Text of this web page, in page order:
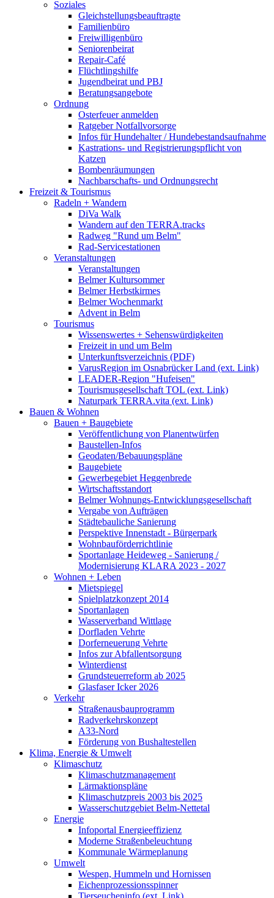
Soziales
Gleichstellungsbeauftragte
Familienbüro
Freiwilligenbüro
Seniorenbeirat
Repair-Café
Flüchtlingshilfe
Jugendbeirat und PBJ
Beratungsangebote
Ordnung
Osterfeuer anmelden
Ratgeber Notfallvorsorge
Infos für Hundehalter / Hundebestandsaufnahme
Kastrations- und Registrierungspflicht von
Katzen
Bombenräumungen
Nachbarschafts- und Ordnungsrecht
Freizeit & Tourismus
Radeln + Wandern
DiVa Walk
Wandern auf den TERRA.tracks
Radweg "Rund um Belm"
Rad-Servicestationen
Veranstaltungen
Veranstaltungen
Belmer Kultursommer
Belmer Herbstkirmes
Belmer Wochenmarkt
Advent in Belm
Tourismus
Wissenswertes + Sehenswürdigkeiten
Freizeit in und um Belm
Unterkunftsverzeichnis (PDF)
VarusRegion im Osnabrücker Land (ext. Link)
LEADER-Region "Hufeisen"
Tourismusgesellschaft TOL (ext. Link)
Naturpark TERRA.vita (ext. Link)
Bauen & Wohnen
Bauen + Baugebiete
Veröffentlichung von Planentwürfen
Baustellen-Infos
Geodaten/Bebauungspläne
Baugebiete
Gewerbegebiet Heggenbrede
Wirtschaftsstandort
Belmer Wohnungs-Entwicklungsgesellschaft
Vergabe von Aufträgen
Städtebauliche Sanierung
Perspektive Innenstadt - Bürgerpark
Wohnbauförderrichtlinie
Sportanlage Heideweg - Sanierung /
Modernisierung KLARA 2023 - 2027
Wohnen + Leben
Mietspiegel
Spielplatzkonzept 2014
Sportanlagen
Wasserverband Wittlage
Dorfladen Vehrte
Dorferneuerung Vehrte
Infos zur Abfallentsorgung
Winterdienst
Grundsteuerreform ab 2025
Glasfaser Icker 2026
Verkehr
Straßenausbauprogramm
Radverkehrskonzept
A33-Nord
Förderung von Bushaltestellen
Klima, Energie & Umwelt
Klimaschutz
Klimaschutzmanagement
Lärmaktionspläne
Klimaschutzpreis 2003 bis 2025
Wasserschutzgebiet Belm-Nettetal
Energie
Infoportal Energieeffizienz
Moderne Straßenbeleuchtung
Kommunale Wärmeplanung
Umwelt
Wespen, Hummeln und Hornissen
Eichenprozessionsspinner
Tierseucheninfo (ext. Link)